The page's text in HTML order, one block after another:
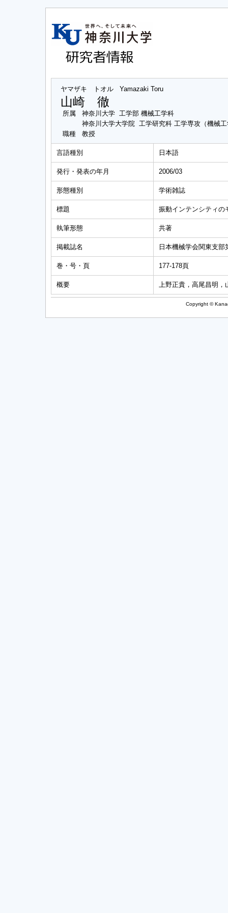
ヤマザキ トオル Yamazaki Toru
山崎 徹
所属
神奈川大学 工学部 機械工学科
神奈川大学大学院 工学研究科 工学専攻（機械
職種
教授
言語種別 日本語
発行・発表の年月 2006/03
形態種別 学術雑誌
標題 振動インテンシティの
執筆形態 共著
掲載誌名 日本機械学会関東支
巻・号・頁 177-178頁
概要 上野正貴，高尾昌明，
Copyright ©